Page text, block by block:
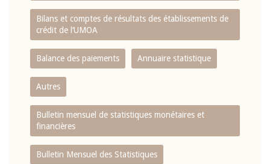
Bilans et comptes de résultats des établissements de
crédit de l‘UMOA
Balance des paiements Annuaire statistique
Autres
Bulletin mensuel de statistiques monétaires et
financières
Bulletin Mensuel des Statistiques